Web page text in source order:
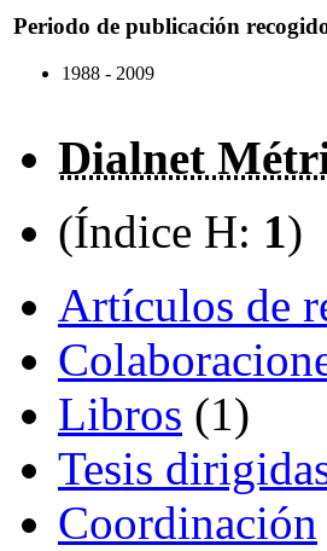
Periodo de publicación
1988 - 2009
Dialnet
(Índice H: 1)
Artículos de
Libros (1)
Tesis
Coordinación